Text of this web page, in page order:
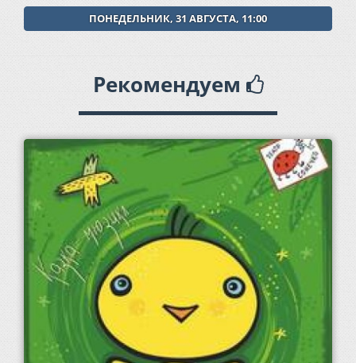
ПОНЕДЕЛЬНИК, 31 АВГУСТА, 11:00
Рекомендуем